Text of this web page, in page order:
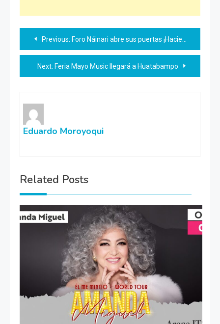
Navegación
de
entradas
Previous: Foro Náinari abre sus puertas ¡Haciendo historia en OBR!
Next: Feria Mayo Music llegará a Huatabampo
Eduardo Moroyoqui
Related Posts